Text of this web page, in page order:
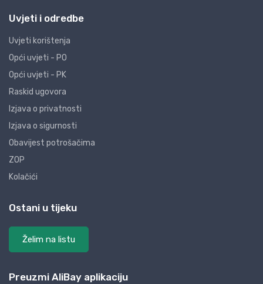
Uvjeti i odredbe
Uvjeti korištenja
Opći uvjeti - PO
Opći uvjeti - PK
Raskid ugovora
Izjava o privatnosti
Izjava o sigurnosti
Obavijest potrošačima
ZOP
Kolačići
Ostani u tijeku
Želim na listu
Preuzmi AliBay aplikaciju